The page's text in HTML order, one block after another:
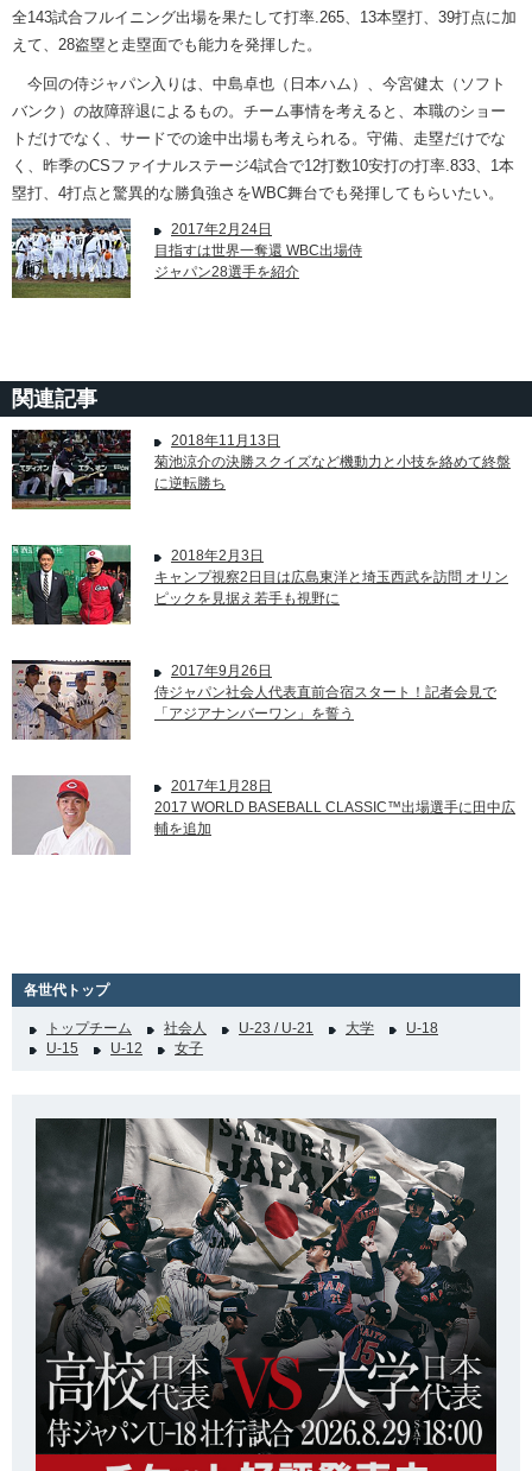
全143試合フルイニング出場を果たして打率.265、13本塁打、39打点に加
えて、28盗塁と走塁面でも能力を発揮した。
今回の侍ジャパン入りは、中島卓也（日本ハム）、今宮健太（ソフト
バンク）の故障辞退によるもの。チーム事情を考えると、本職のショー
トだけでなく、サードでの途中出場も考えられる。守備、走塁だけでな
く、昨季のCSファイナルステージ4試合で12打数10安打の打率.833、1本
塁打、4打点と驚異的な勝負強さをWBC舞台でも発揮してもらいたい。
2017年2月24日
目指すは世界一奪還 WBC出場侍
ジャパン28選手を紹介
関連記事
2018年11月13日
菊池涼介の決勝スクイズなど機動力と小技を絡めて終盤
に逆転勝ち
2018年2月3日
キャンプ視察2日目は広島東洋と埼玉西武を訪問 オリン
ピックを見据え若手も視野に
2017年9月26日
侍ジャパン社会人代表直前合宿スタート！記者会見で
「アジアナンバーワン」を誓う
2017年1月28日
2017 WORLD BASEBALL CLASSIC™出場選手に田中広
輔を追加
各世代トップ
トップチーム 社会人 U-23 / U-21 大学
U-18
U-15
U-12 女子